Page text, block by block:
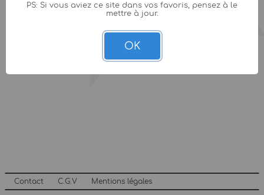
Contact C.G.V Mentions légales
PS: Si vous aviez ce site dans vos favoris, pensez à le
mettre à jour.
OK